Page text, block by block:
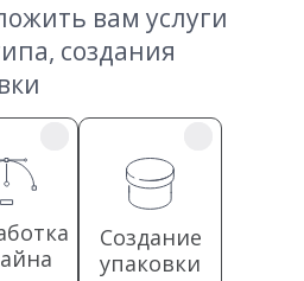
вам услуги
создания
Создание
упаковки